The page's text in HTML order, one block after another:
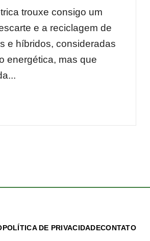
trouxe consigo um
e a reciclagem de
e híbridos, consideradas
energética, mas que
POLÍTICA DE PRIVACIDADECONTATO